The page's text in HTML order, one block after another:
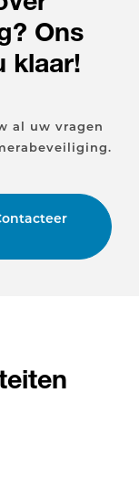
Ons
klaar!
al uw vragen